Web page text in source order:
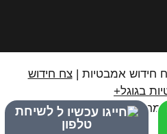
חידוש אמבטיות |צח חידוש
בגוגל+
לשיחת
טלפון